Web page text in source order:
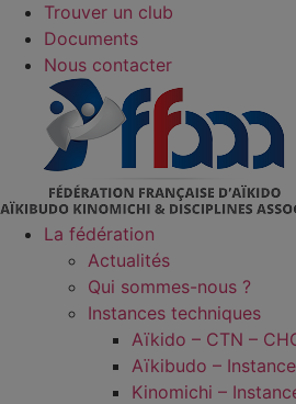
Trouver un club
Documents
Nous contacter
La fédération
Actualités
Qui sommes-nous ?
Instances techniques
Aïkido – CTN –
Aïkibudo –
Kinomichi –